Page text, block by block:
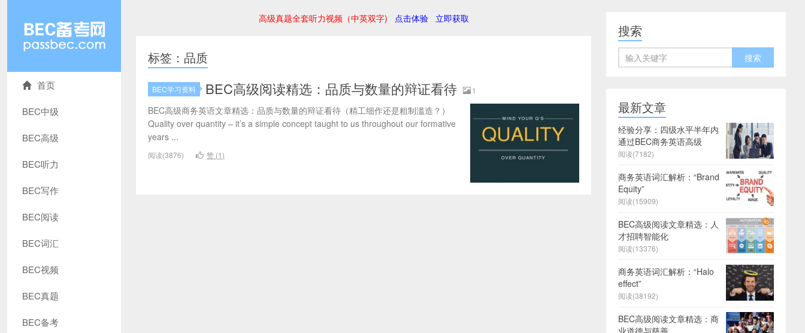
首页
BEC中级
BEC高级
BEC听力
BEC写作
BEC阅读
BEC词汇
BEC视频
BEC真题
BEC备考
高级真题全套听力视频（中英双字) 点击体验 立即获取
标签：品质
BEC学习资料 BEC高级阅读精选：品质与数量的辩证看待 1
BEC高级商务英语文章精选：品质与数量的辩证看待（精工细作还是粗制滥造？）
Quality over quantity – it’s a simple concept taught to us throughout our formative
years ...
阅读(3876) 赞 (1)
搜索
最新文章
经验分享：四级水平半年内
通过BEC商务英语高级
阅读(7182)
商务英语词汇解析：“Brand
Equity”
阅读(15909)
BEC高级阅读文章精选：人
才招聘智能化
阅读(13376)
商务英语词汇解析：“Halo
effect”
阅读(38192)
BEC高级阅读文章精选：商
业道德与慈善